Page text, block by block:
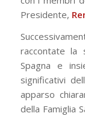
Presidente,
raccontate la
Spagna e
significativi
apparso
della Famiglia